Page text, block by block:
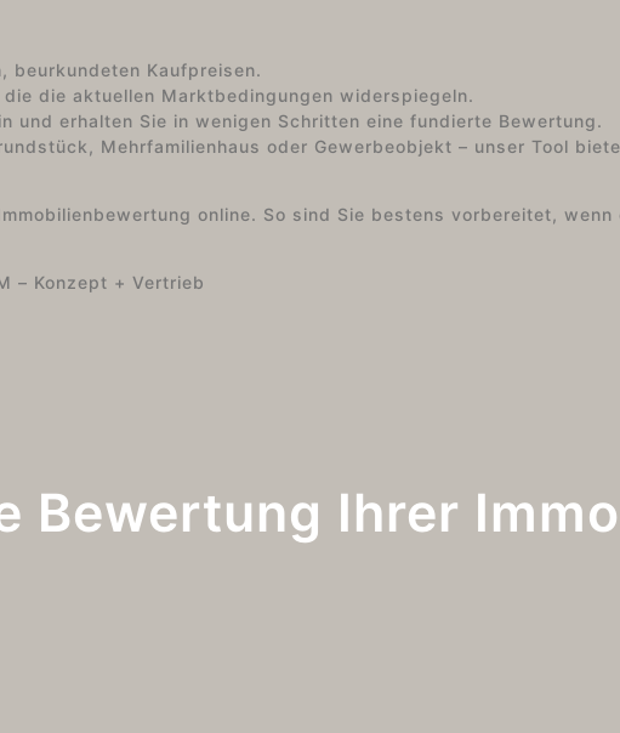
beurkundeten Kaufpreisen.
die aktuellen Marktbedingungen widerspiegeln.
und erhalten Sie in wenigen Schritten eine fundierte Bewertung.
Mehrfamilienhaus oder Gewerbeobjekt – unser Tool
online. So sind Sie bestens vorbereitet, wenn
Bewertung Ihrer